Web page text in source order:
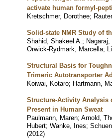
activate human formyl-
Kretschmer, Dorothee;
Solid-state NMR Study of
Shahid, Shakeel A. ; Nagaraj,
Orwick-Rydmark, Marcella;
Structural Basis for
Trimeric Autotransporter
Koiwai, Kotaro; Hartmann,
Structure-Activity Analysis
Present in Human Sweat
Paulmann, Maren; Arnold,
Hubert; Wanke, Ines;
(2012)